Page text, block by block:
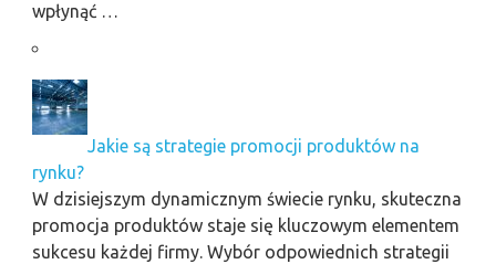
wpłynąć …
Jakie są strategie promocji produktów na
rynku?
W dzisiejszym dynamicznym świecie rynku, skuteczna
promocja produktów staje się kluczowym elementem
sukcesu każdej firmy. Wybór odpowiednich strategii